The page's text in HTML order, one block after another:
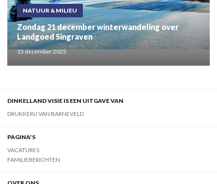
NATUUR & MILIEU
Zondag 21 december winterwandeling over
Landgoed Singraven
15 december 2025
DINKELLAND VISIE IS EEN UITGAVE VAN
DRUKKERIJ VAN BARNEVELD
PAGINA'S
VACATURES
FAMILIEBERICHTEN